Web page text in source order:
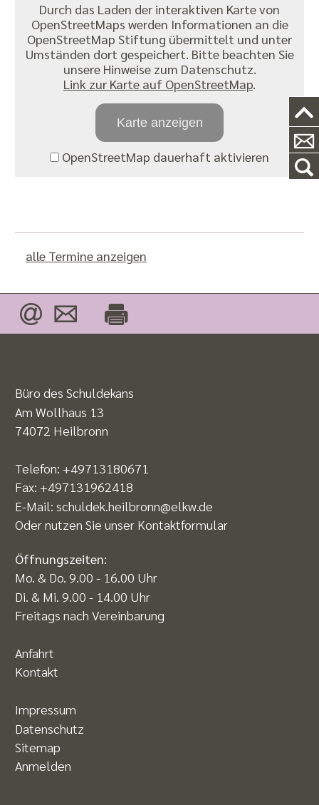
Durch das Laden der interaktiven Karte von
OpenStreetMaps werden Informationen an die
OpenStreetMap Stiftung übermittelt und unter
Umständen dort gespeichert. Bitte beachten Sie
unsere Hinweise zum Datenschutz.
Link zur Karte auf OpenStreetMap.
Karte anzeigen
OpenStreetMap dauerhaft aktivieren
alle Termine anzeigen
Büro des Schuldekans
Am Wollhaus 13
74072 Heilbronn
Telefon: +49713180671
Fax: +497131962418
E-Mail: schuldek.heilbronn@elkw.de
Oder nutzen Sie unser Kontaktformular
Öffnungszeiten:
Mo. & Do. 9.00 - 16.00 Uhr
Di. & Mi. 9.00 - 14.00 Uhr
Freitags nach Vereinbarung
Anfahrt
Kontakt
Impressum
Datenschutz
Sitemap
Anmelden